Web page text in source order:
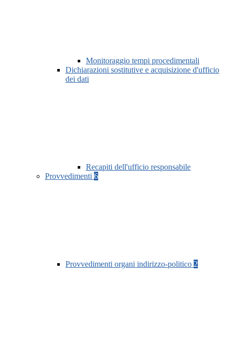
Monitoraggio tempi procedimentali
Dichiarazioni sostitutive e acquisizione d'ufficio
dei dati
Recapiti dell'ufficio responsabile
Provvedimenti 6
Provvedimenti organi indirizzo-politico 2